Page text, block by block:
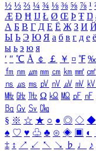
½ ⅓ ⅔ ¼ ¾ ⅛ ⅜ ⅝ ⅞ ¹
Æ Ð Ħ Ĳ Ł Ø Œ Þ Ŧ Ŋ
А Б В Г Д Е Ё Ж З И Й
Ы Ь Э Ю Я а б в г д е ё
ы ь э ю я
′ ″ ℃ Å ￠ ￡ ￥ ¤ ℉
㎙ ㎚ ㎛ ㎜ ㎝ ㎞ ㎟ ㎠
㎱ ㎲ ㎳ ㎴ ㎵ ㎶ ㎷ ㎸
㎒ ㎓ ㎔ Ω ㏀ ㏁ ㎊ ㎋
㏃ ㏉ ㏜ ㏆
§ ※ ☆ ★ ○ ● ◎ ◇ ◆
♠ ♡ ♥ ♧ ♣ ⊙ ◈ ▣ ◐
‡ ↕ ↗ ↙ ↖ ↘ ♭ ♩ ♪